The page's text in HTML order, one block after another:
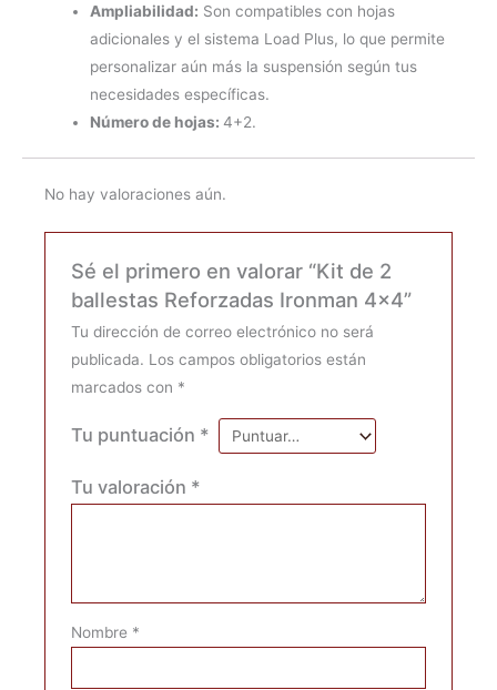
Ampliabilidad: Son compatibles con hojas
adicionales y el sistema Load Plus, lo que permite
personalizar aún más la suspensión según tus
necesidades específicas.
Número de hojas:4+2.
No hay valoraciones aún.
Sé el primero en valorar “Kit de 2
ballestas Reforzadas Ironman 4×4”
Tu dirección de correo electrónico no será
publicada. Los campos obligatorios están
marcados con *
Tu puntuación *
Tu valoración *
Nombre *